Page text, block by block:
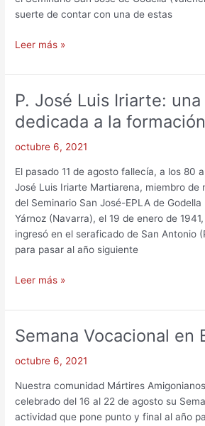
suerte de contar con una de estas
Leer más »
P. José Luis Iriarte:
dedicada a la formación
octubre 6, 2021
El pasado 11 de agosto fallecía, a los 80
José Luis Iriarte Martiarena, miembro de
del Seminario San José-EPLA de
Yárnoz (Navarra), el 19 de enero de
ingresó en el seraficado de San Antonio
para pasar al año siguiente
P.
José
Luis
Iriarte:
vida
dedicada
a
la
formación
Leer más »
Semana Vocacional en
octubre 6, 2021
Nuestra comunidad Mártires
celebrado del 16 al 22 de agosto su
actividad que pone punto y final al año
Semana
en